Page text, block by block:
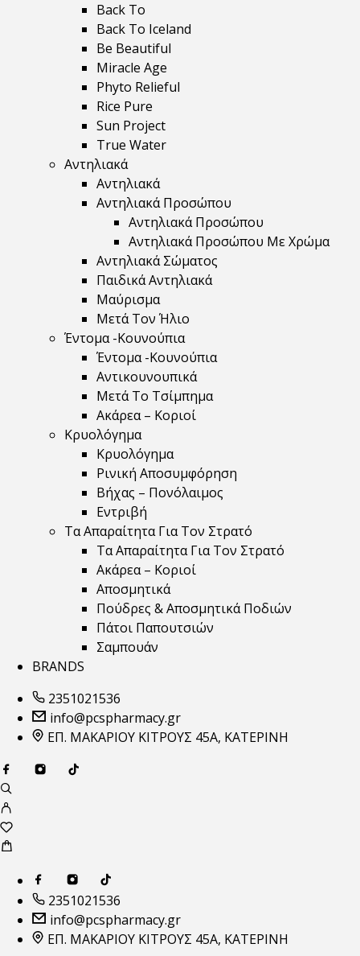
Back To
Back To Iceland
Be Beautiful
Miracle Age
Phyto Relieful
Rice Pure
Sun Project
True Water
Αντηλιακά
Αντηλιακά
Αντηλιακά Προσώπου
Αντηλιακά Προσώπου
Αντηλιακά Προσώπου Με Χρώμα
Αντηλιακά Σώματος
Παιδικά Αντηλιακά
Μαύρισμα
Mετά Τον Ήλιο
Έντομα -Κουνούπια
Έντομα -Κουνούπια
Αντικουνουπικά
Μετά Το Τσίμπημα
Ακάρεα – Κοριοί
Κρυολόγημα
Κρυολόγημα
Ρινική Αποσυμφόρηση
Βήχας – Πονόλαιμος
Εντριβή
Τα Απαραίτητα Για Τον Στρατό
Τα Απαραίτητα Για Τον Στρατό
Ακάρεα – Κοριοί
Αποσμητικά
Πούδρες & Αποσμητικά Ποδιών
Πάτοι Παπουτσιών
Σαμπουάν
BRANDS
2351021536
info@pcspharmacy.gr
ΕΠ. ΜΑΚΑΡΙΟΥ ΚΙΤΡΟΥΣ 45Α, ΚΑΤΕΡΙΝΗ
2351021536
info@pcspharmacy.gr
ΕΠ. ΜΑΚΑΡΙΟΥ ΚΙΤΡΟΥΣ 45Α, ΚΑΤΕΡΙΝΗ